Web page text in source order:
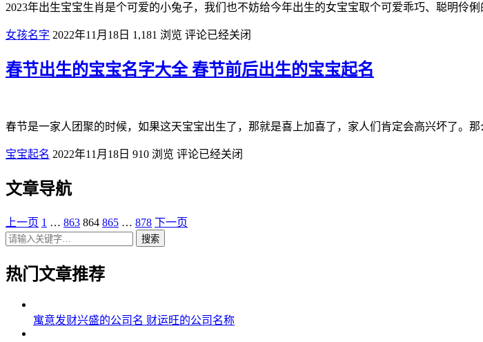
2023年出生宝宝生肖是个可爱的小兔子，我们也不妨给今年出生的女宝宝取个可爱乖巧、聪明
女孩名字 2022年11月18日 1,181 浏览 评论已经关闭
春节出生的宝宝名字大全 春节前后出生的宝宝起名
春节是一家人团聚的时候，如果这天宝宝出生了，那就是喜上加喜了，家人们肯定会高兴坏了
宝宝起名 2022年11月18日 910 浏览 评论已经关闭
文章导航
上一页 1 … 863 864 865 … 878 下一页
搜索
热门文章推荐
寓意发财兴盛的公司名 财运旺的公司名称